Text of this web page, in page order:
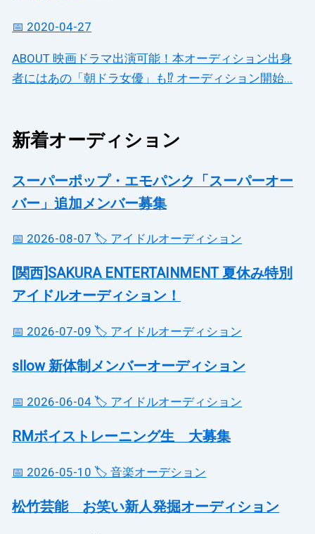
📅 2020-04-27
ABOUT 映画ドラマ出演可能！本オーディション出身
者にはあの「朝ドラ女優」も⁉ オーディション開始...
新着オーディション
スーパーポップ・エモパンク「スーパーオー
バー」追加メンバー募集
📅 2026-08-07 🏷️ アイドルオーディション
[関西]SAKURA ENTERTAINMENT 夏休み特別
アイドルオーディション！
📅 2026-07-09 🏷️ アイドルオーディション
sllow 新体制メンバーオーディション
📅 2026-06-04 🏷️ アイドルオーディション
RMボイストレーニング生 大募集
📅 2026-05-10 🏷️ 音楽オーデション
松竹芸能 お笑い新人発掘オーディション